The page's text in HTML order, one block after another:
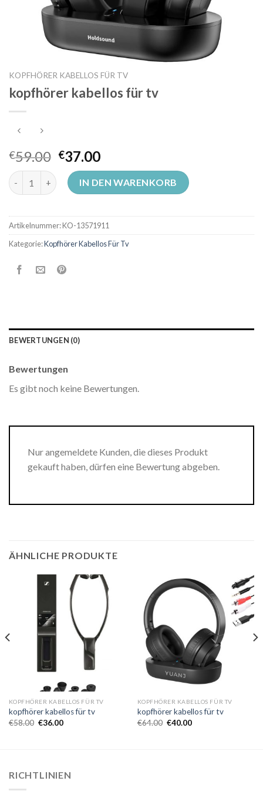
KOPFHÖRER KABELLOS FÜR TV
kopfhörer kabellos für tv
€59.00 €37.00
kopfhörer kabellos für tv Menge
IN DEN WARENKORB
Artikelnummer:KO-13571911
Kategorie:Kopfhörer Kabellos Für Tv
BEWERTUNGEN (0)
Bewertungen
Es gibt noch keine Bewertungen.
Nur angemeldete Kunden, die dieses Produkt
gekauft haben, dürfen eine Bewertung abgeben.
ÄHNLICHE PRODUKTE
KOPFHÖRER KABELLOS FÜR TV
kopfhörer kabellos für tv
€58.00 €36.00
KOPFHÖRER KABELLOS FÜR TV
kopfhörer kabellos für tv
€64.00 €40.00
RICHTLINIEN